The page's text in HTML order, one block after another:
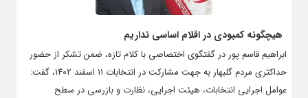
هیچگونه کمبودی در اقلام اساسی نداریم
ابراهیم قاسم پور در گفتگوی اختصاصی با کلام تازه، ضمن تشکر از حضور
حداکثری مردم گلبهار به جهت مشارکت در انتخابات ۱۱ اسفند ۱۴۰۲، گفت:
عوامل اجرایی انتخابات، هیئت اجرایی، نظارت و بازرسی در سطح